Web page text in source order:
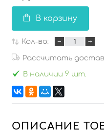
В корзину
Кол-во:
Рассчитать
В наличии 9 шт.
ОПИСАНИЕ